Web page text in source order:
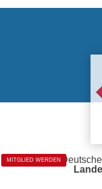
MITGLIED WERDEN